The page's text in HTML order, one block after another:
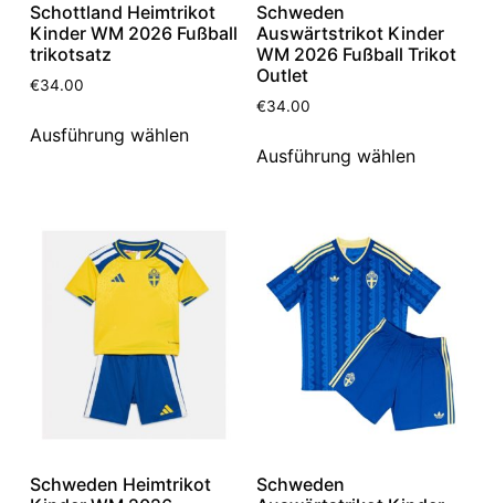
Schottland Heimtrikot
Kinder WM 2026 Fußball
trikotsatz
€34.00
Ausführung wählen
Schweden
Auswärtstrikot Kinder
WM 2026 Fußball Trikot
Outlet
€34.00
Ausführung wählen
Schweden Heimtrikot
Schweden